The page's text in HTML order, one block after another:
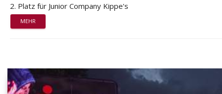
2. Platz für Junior Company Kippe's
MEHR